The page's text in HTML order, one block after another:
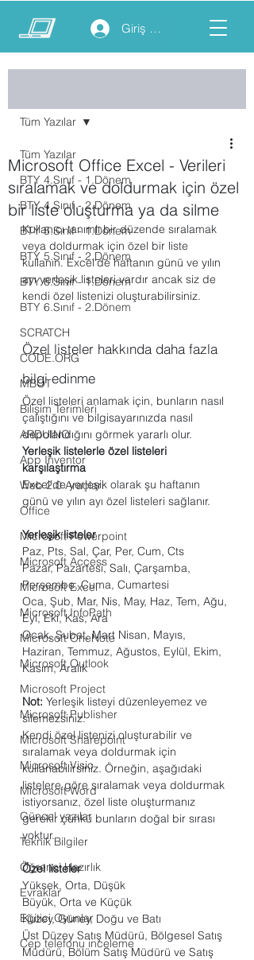
Giriş yap
Tüm Yazılar
BTY 4.Sınıf - 1.Dönem
BTY 4.Sınıf - 2.Dönem
BTY 5.Sınıf - 1.Dönem
BTY 5.Sınıf - 2.Dönem
BTY 6.Sınıf - 1.Dönem
BTY 6.Sınıf - 2.Dönem
SCRATCH
CODE.ORG
MBOT
Bilişim Terimleri
ARDUINO
App Inventor
Web 2.0 Araçları
Office
Microsoft Powerpoint
Microsoft Access
Microsoft Excel
Microsoft InfoPath
Microsoft OneNote
Microsoft Outlook
Microsoft Project
Microsoft Publisher
Microsoft Sharepoint
Microsoft Visio
Microsoft Word
Güncel yazılar
Teknik Bilgiler
Öğrenci Hazırlık
Evraklar
Eğitici Oyunlar
Cep telefonu inceleme
Tüm Yazılar
Microsoft Office Excel - Verileri
sıralamak ve doldurmak için özel
bir liste oluşturma ya da silme
Kullanıcı tanımlı bir düzende sıralamak
veya doldurmak için özel bir liste
kullanın. Excel'de haftanın günü ve yılın
ayı yerleşik listeleri vardır ancak siz de
kendi özel listenizi oluşturabilirsiniz.
Özel listeler hakkında daha fazla
bilgi edinme
Özel listeleri anlamak için, bunların nasıl
çalıştığını ve bilgisayarınızda nasıl
depolandığını görmek yararlı olur.
Yerleşik listelerle özel listeleri
karşılaştırma
Excel’de yerleşik olarak şu haftanın
günü ve yılın ayı özel listeleri sağlanır.
Yerleşik listeler
Paz, Pts, Sal, Çar, Per, Cum, Cts
Pazar, Pazartesi, Salı, Çarşamba,
Perşembe, Cuma, Cumartesi
Oca, Şub, Mar, Nis, May, Haz, Tem, Ağu,
Eyl, Eki, Kas, Ara
Ocak, Şubat, Mart Nisan, Mayıs,
Haziran, Temmuz, Ağustos, Eylül, Ekim,
Kasım, Aralık
Not: Yerleşik listeyi düzenleyemez ve
silemezsiniz.
Kendi özel listenizi oluşturabilir ve
sıralamak veya doldurmak için
kullanabilirsiniz. Örneğin, aşağıdaki
listelere göre sıralamak veya doldurmak
istiyorsanız, özel liste oluşturmanız
gerekir çünkü bunların doğal bir sırası
yoktur.
Özel listeler
Yüksek, Orta, Düşük
Büyük, Orta ve Küçük
Kuzey, Güney, Doğu ve Batı
Üst Düzey Satış Müdürü, Bölgesel Satış
Müdürü, Bölüm Satış Müdürü ve Satış